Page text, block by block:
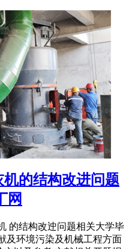
的结构改进问题
网
的结构改迚问题相关大学毕
及环境污染及机械工程方面